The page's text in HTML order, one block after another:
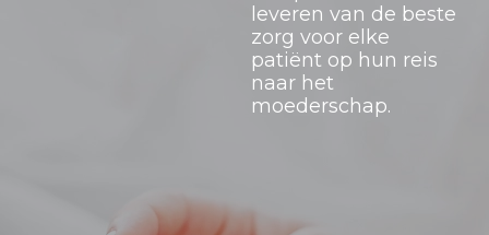
leveren van de beste
zorg voor elke
patiënt op hun reis
naar het
moederschap.